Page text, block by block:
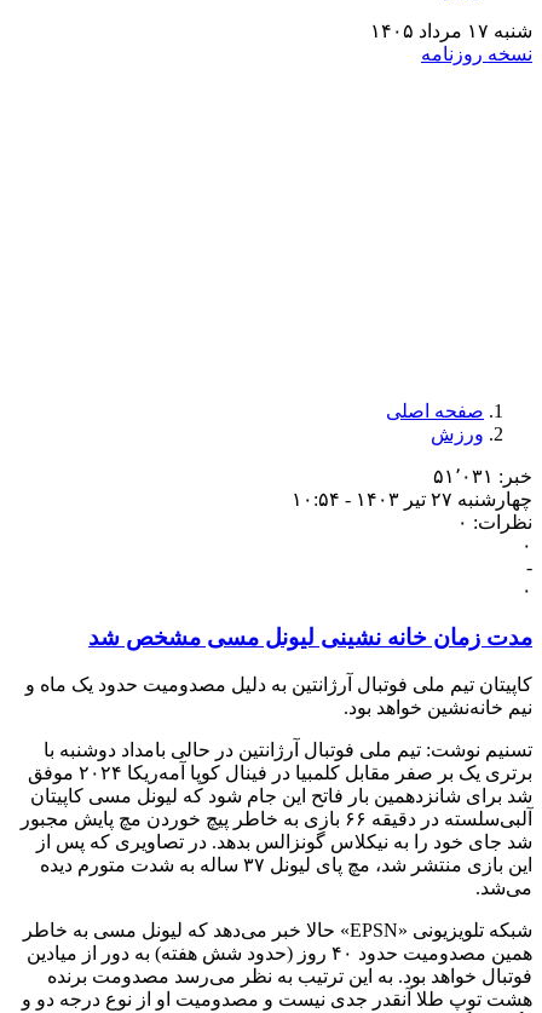
شنبه ۱۷ مرداد ۱۴۰۵
نسخه روزنامه
صفحه اصلی
ورزش
خبر: ۵۱٬۰۳۱
چهارشنبه ۲۷ تیر ۱۴۰۳ - ۱۰:۵۴
نظرات: ۰
۰
-
۰
مدت زمان خانه‌ نشینی لیونل مسی مشخص شد
کاپیتان تیم ملی فوتبال آرژانتین به دلیل مصدومیت حدود یک ماه و
نیم خانه‌نشین خواهد بود.
تسنیم نوشت: تیم ملی فوتبال آرژانتین در حالی بامداد دوشنبه با
برتری یک بر صفر مقابل کلمبیا در فینال کوپا آمه‌ریکا ۲۰۲۴ موفق
شد برای شانزدهمین بار فاتح این جام شود که لیونل مسی کاپیتان
آلبی‌سلسته در دقیقه ۶۶ بازی به خاطر پیچ خوردن مچ پایش مجبور
شد جای خود را به نیکلاس گونزالس بدهد. در تصاویری که پس از
این بازی منتشر شد، مچ پای لیونل ۳۷ ساله به شدت متورم دیده
می‌شد.
شبکه تلویزیونی «EPSN» حالا خبر می‌دهد که لیونل مسی به خاطر
همین مصدومیت حدود ۴۰ روز (حدود شش هفته) به دور از میادین
فوتبال خواهد بود. به این ترتیب به نظر می‌رسد مصدومت برنده
هشت توپ طلا آنقدر جدی نیست و مصدومیت او از نوع درجه دو و